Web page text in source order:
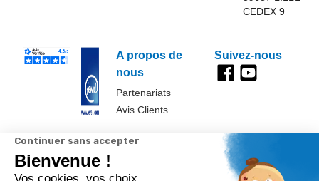
A propos de
nous
Partenariats
Avis Clients
CEDEX 9
Suivez-nous
Données
personnelles et
cookies
Paramétrer
les cookies
Conditions
générales de